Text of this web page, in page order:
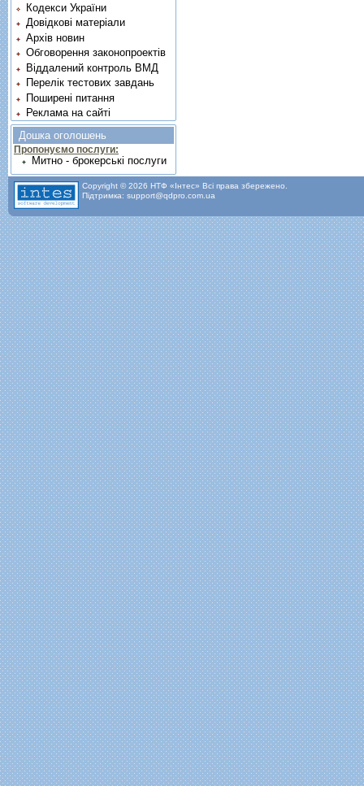
Кодекси України
Довідкові матеріали
Архів новин
Обговорення законопроектів
Віддалений контроль ВМД
Перелік тестових завдань
Поширені питання
Реклама на сайті
Дошка оголошень
Пропонуємо послуги:
Митно - брокерські послуги
Copyright © 2026 НТФ «Інтес» Всі права збережено.
Підтримка: support@qdpro.com.ua